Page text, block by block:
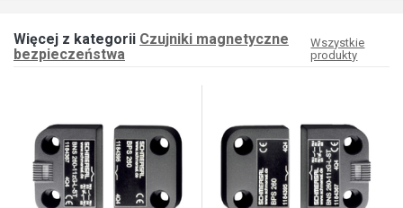
Więcej z kategorii Czujniki magnetyczne
bezpieczeństwa
Wszystkie
produkty